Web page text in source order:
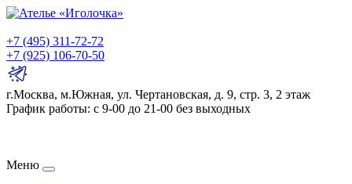
+7 (495) 311-72-72
+7 (925) 106-70-50
г.Москва, м.Южная, ул. Чертановская, д. 9, стр. 3, 2 этаж
График работы: с 9-00 до 21-00 без выходных
Меню